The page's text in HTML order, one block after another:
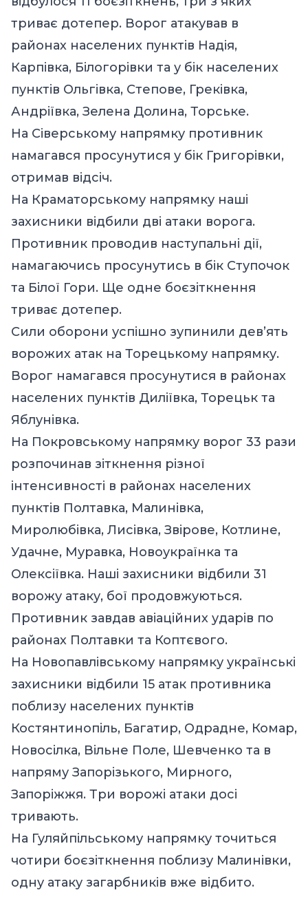
триває дотепер. Ворог атакував в
районах населених пунктів Надія,
Карпівка, Білогорівки та у бік населених
пунктів Ольгівка, Степове, Греківка,
Андріївка, Зелена Долина, Торське.
На Сіверському напрямку противник
намагався просунутися у бік Григорівки,
отримав відсіч.
На Краматорському напрямку наші
захисники відбили дві атаки ворога.
Противник проводив наступальні дії,
намагаючись просунутись в бік Ступочок
та Білої Гори. Ще одне боєзіткнення
триває дотепер.
Сили оборони успішно зупинили дев’ять
ворожих атак на Торецькому напрямку.
Ворог намагався просунутися в районах
населених пунктів Диліївка, Торецьк та
Яблунівка.
На Покровському напрямку ворог 33 рази
розпочинав зіткнення різної
інтенсивності в районах населених
пунктів Полтавка, Малинівка,
Миролюбівка, Лисівка, Звірове, Котлине,
Удачне, Муравка, Новоукраїнка та
Олексіївка. Наші захисники відбили 31
ворожу атаку, бої продовжуються.
Противник завдав авіаційних ударів по
районах Полтавки та Коптєвого.
На Новопавлівському напрямку українські
захисники відбили 15 атак противника
поблизу населених пунктів
Костянтинопіль, Багатир, Одрадне, Комар,
Новосілка, Вільне Поле, Шевченко та в
напряму Запорізького, Мирного,
Запоріжжя. Три ворожі атаки досі
тривають.
На Гуляйпільському напрямку точиться
чотири боєзіткнення поблизу Малинівки,
одну атаку загарбників вже відбито.